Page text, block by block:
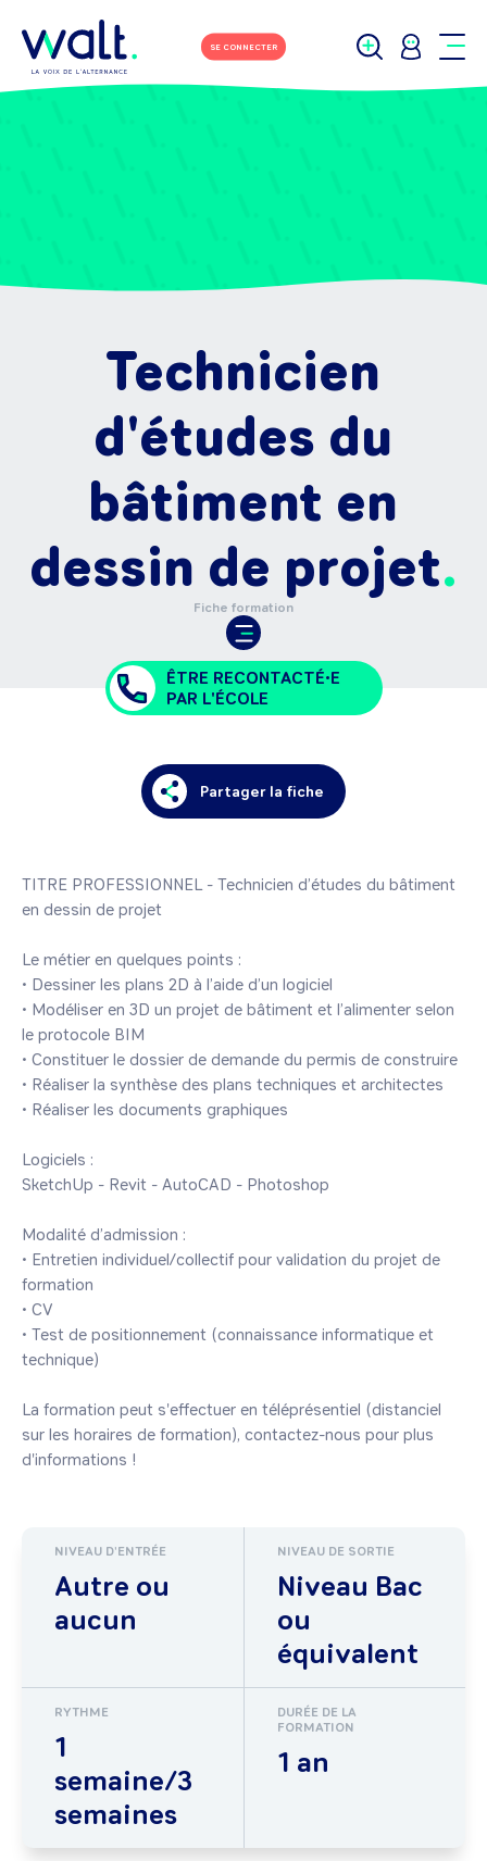
SE CONNECTER
Technicien
d'études du
bâtiment en
dessin de projet
Fiche formation
ÊTRE RECONTACTÉ•E
PAR L'ÉCOLE
Partager la fiche
TITRE PROFESSIONNEL - Technicien d’études du bâtiment
en dessin de projet
Le métier en quelques points :
• Dessiner les plans 2D à l’aide d’un logiciel
• Modéliser en 3D un projet de bâtiment et l’alimenter selon
le protocole BIM
• Constituer le dossier de demande du permis de construire
• Réaliser la synthèse des plans techniques et architectes
• Réaliser les documents graphiques
Logiciels :
SketchUp - Revit - AutoCAD - Photoshop
Modalité d’admission :
• Entretien individuel/collectif pour validation du projet de
formation
• CV
• Test de positionnement (connaissance informatique et
technique)
La formation peut s'effectuer en téléprésentiel (distanciel
sur les horaires de formation), contactez-nous pour plus
d'informations !
NIVEAU D'ENTRÉE
Autre ou
aucun
NIVEAU DE SORTIE
Niveau Bac
ou
équivalent
RYTHME
1
semaine/3
semaines
DURÉE DE LA
FORMATION
1 an